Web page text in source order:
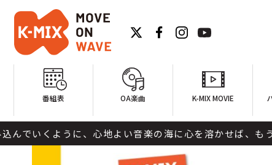
番組表 OA楽曲 K-MIX MOVIE
に、心地よい音楽の海に心を溶かせば、もうリセッ